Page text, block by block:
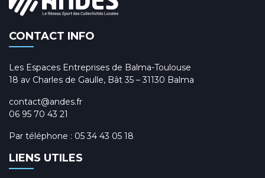
CONTACT INFO
Les Espaces Entreprises de Balma-Toulouse
18 av Charles de Gaulle, Bât 35 – 31130 Balma
contact@andes.fr
06 95 70 43 21
Par téléphone : 05 34 43 05 18
LIENS UTILES